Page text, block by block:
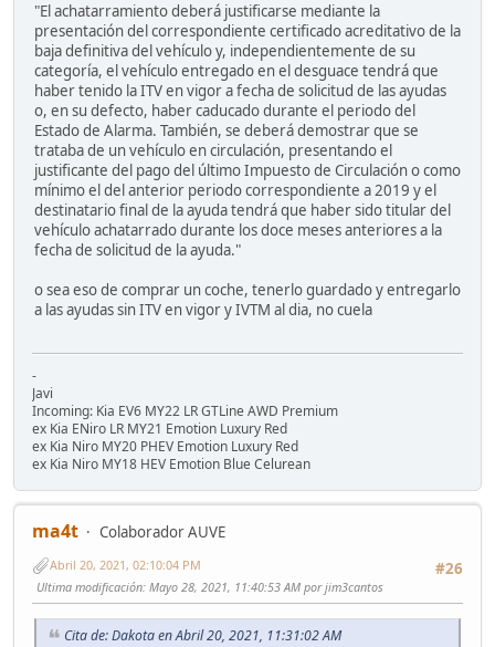
"El achatarramiento deberá justificarse mediante la
presentación del correspondiente certificado acreditativo de la
baja definitiva del vehículo y, independientemente de su
categoría, el vehículo entregado en el desguace tendrá que
haber tenido la ITV en vigor a fecha de solicitud de las ayudas
o, en su defecto, haber caducado durante el periodo del
Estado de Alarma. También, se deberá demostrar que se
trataba de un vehículo en circulación, presentando el
justificante del pago del último Impuesto de Circulación o como
mínimo el del anterior periodo correspondiente a 2019 y el
destinatario final de la ayuda tendrá que haber sido titular del
vehículo achatarrado durante los doce meses anteriores a la
fecha de solicitud de la ayuda."
o sea eso de comprar un coche, tenerlo guardado y entregarlo
a las ayudas sin ITV en vigor y IVTM al dia, no cuela
-
Javi
Incoming: Kia EV6 MY22 LR GTLine AWD Premium
ex Kia ENiro LR MY21 Emotion Luxury Red
ex Kia Niro MY20 PHEV Emotion Luxury Red
ex Kia Niro MY18 HEV Emotion Blue Celurean
ma4t
Colaborador AUVE
#26
Abril 20, 2021, 02:10:04 PM
Ultima modificación: Mayo 28, 2021, 11:40:53 AM por jim3cantos
Cita de: Dakota en Abril 20, 2021, 11:31:02 AM